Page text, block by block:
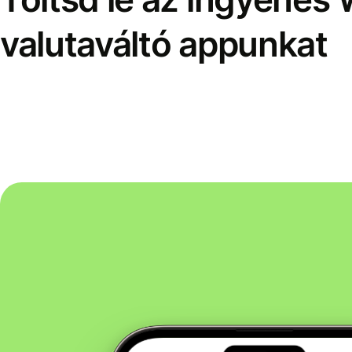
valutaváltó appunkat